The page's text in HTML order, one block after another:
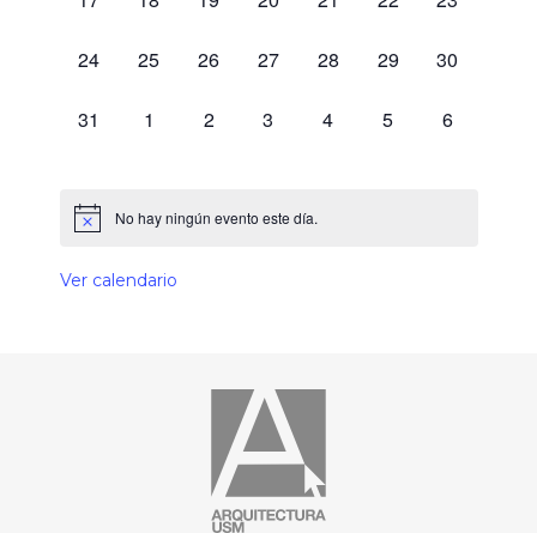
0 eventos,
24 0 eventos,
25 0 eventos,
26 0 eventos,
27 0 eventos,
28 0 eventos,
29 0 eventos,
30
0 eventos,
31 0 eventos,
1 0 eventos,
2 0 eventos,
3 0 eventos,
4 0 eventos,
5 0 eventos,
6
No hay ningún evento este día.
Ver calendario